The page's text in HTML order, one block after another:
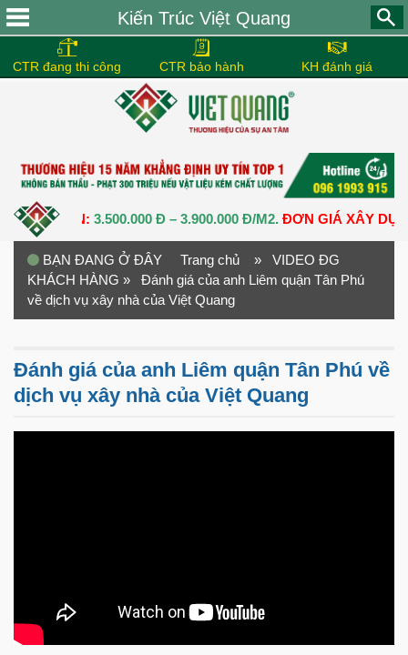
Kiến Trúc Việt Quang
CTR đang thi công CTR bảo hành KH đánh giá
3.500.000 Đ – 3.900.000 Đ/M2.ĐƠN GIÁ XÂY DỰNG
BẠN ĐANG Ở ĐÂY Trang chủ » VIDEO ĐG
KHÁCH HÀNG » Đánh giá của anh Liêm quận Tân Phú
về dịch vụ xây nhà của Việt Quang
Đánh giá của anh Liêm quận Tân Phú về
dịch vụ xây nhà của Việt Quang